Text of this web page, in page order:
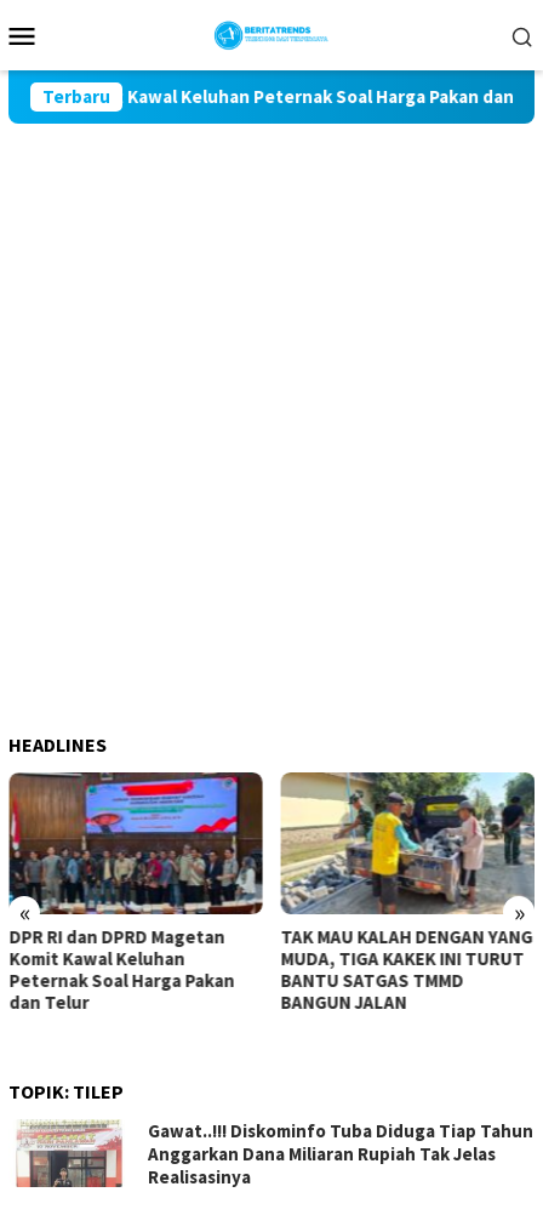
ke
Mobile
Terbaru
Komit Kawal Keluhan Peternak Soal Harga Pakan dan Telur
HEADLINES
« »
TAK MAU KALAH DENGAN YANG
MUDA, TIGA KAKEK INI TURUT
BANTU SATGAS TMMD
KERASNYA BAHU
MAMPU DITEMBUS,
TMMD KE-129
MESIN-MESIN BOR
TOPIK: TILEP
Gawat..!!! Diskominfo Tuba Diduga Tiap Tahun
Anggarkan Dana Miliaran Rupiah Tak Jelas
Realisasinya